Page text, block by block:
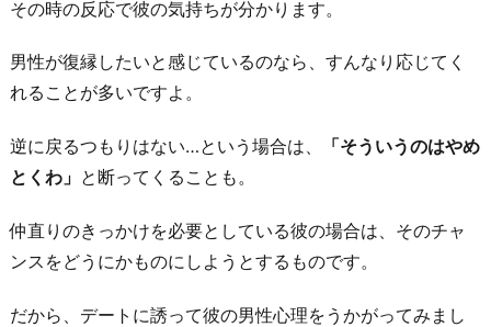
その時の反応で彼の気持ちが分かります。
男性が復縁したいと感じているのなら、すんなり応じてく
れることが多いですよ。
逆に戻るつもりはない…という場合は、
「そういうのはやめ
とくわ」 と断ってくることも。
仲直りのきっかけを必要としている彼の場合は、そのチャ
ンスをどうにかものにしようとするものです。
だから、デートに誘って彼の男性心理をうかがってみまし